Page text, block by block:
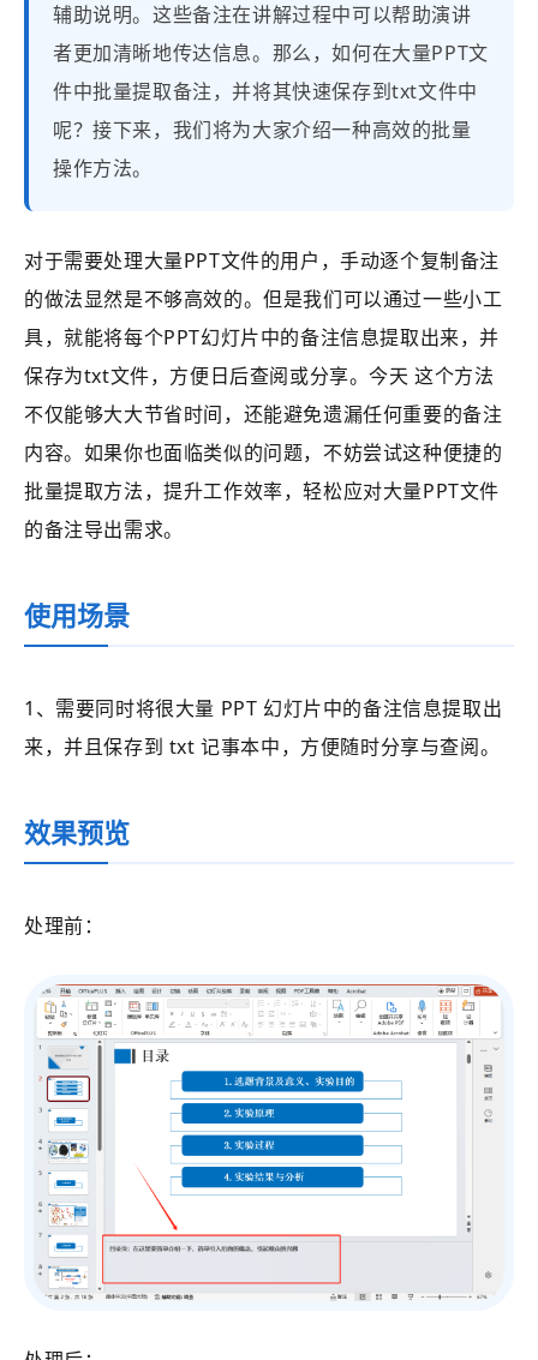
辅助说明。这些备注在讲解过程中可以帮助演讲
者更加清晰地传达信息。那么，如何在大量PPT文
件中批量提取备注，并将其快速保存到txt文件中
呢？接下来，我们将为大家介绍一种高效的批量
操作方法。
对于需要处理大量PPT文件的用户，手动逐个复制备注
的做法显然是不够高效的。但是我们可以通过一些小工
具，就能将每个PPT幻灯片中的备注信息提取出来，并
保存为txt文件，方便日后查阅或分享。今天 这个方法
不仅能够大大节省时间，还能避免遗漏任何重要的备注
内容。如果你也面临类似的问题，不妨尝试这种便捷的
批量提取方法，提升工作效率，轻松应对大量PPT文件
的备注导出需求。
使用场景
1、 需要同时将很大量 PPT 幻灯片中的备注信息提取出
来，并且保存到 txt 记事本中，方便随时分享与查阅。
效果预览
处理前：